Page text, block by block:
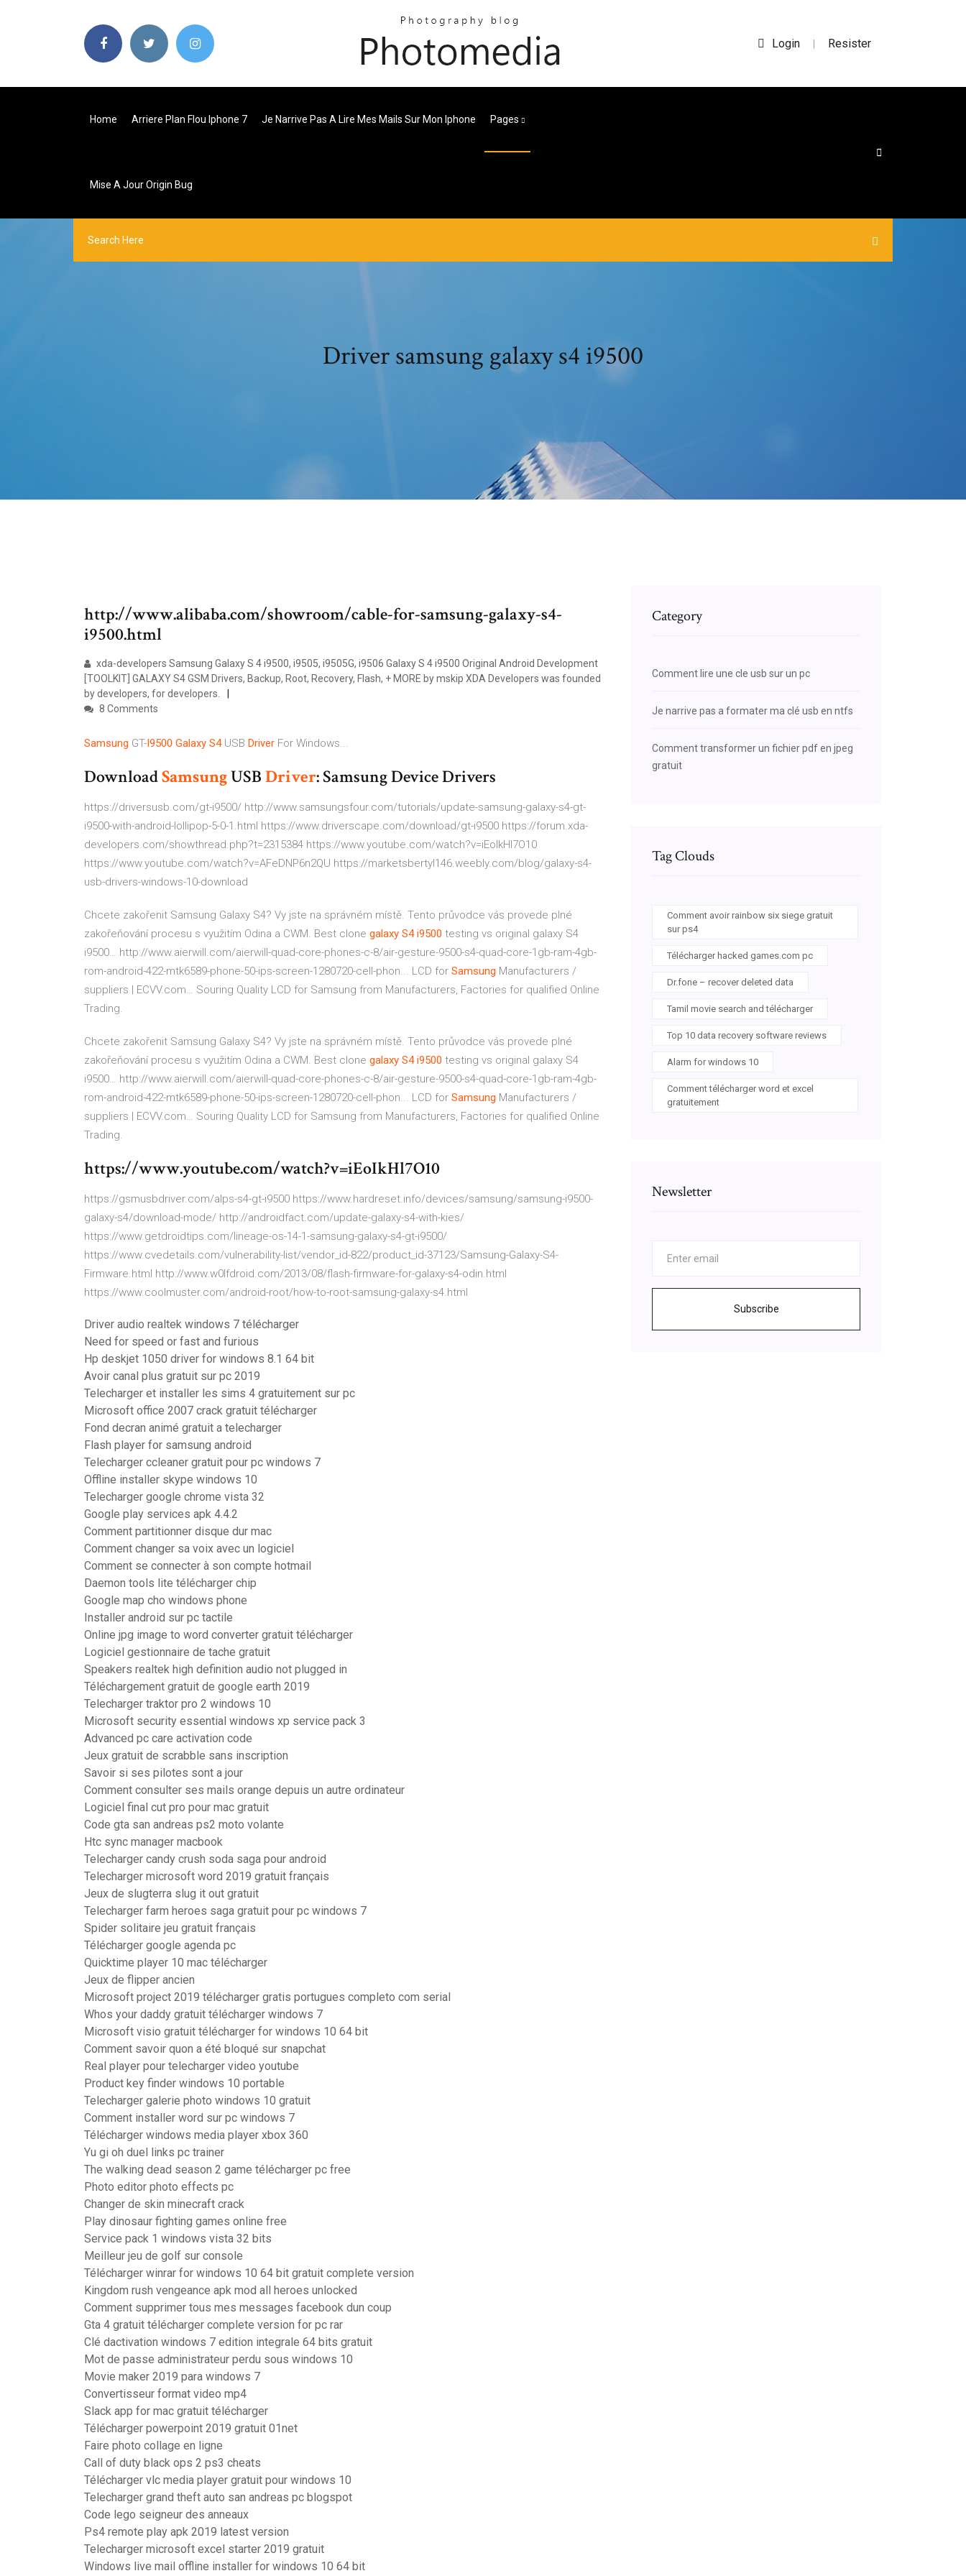
Login | Resister
Home Arriere Plan Flou Iphone 7 Je Narrive Pas A Lire Mes Mails Sur Mon Iphone Pages
Mise A Jour Origin Bug
Driver samsung galaxy s4 i9500
http://www.alibaba.com/showroom/cable-for-samsung-galaxy-s4-
i9500.html
xda-developers Samsung Galaxy S 4 i9500, i9505, i9505G, i9506 Galaxy S 4 i9500 Original Android Development
[TOOLKIT] GALAXY S4 GSM Drivers, Backup, Root, Recovery, Flash, + MORE by mskip XDA Developers was founded
by developers, for developers.
8 Comments
Samsung GT-I9500 Galaxy S4USB Driver For Windows...
DownloadSamsungUSBDriver: Samsung Device Drivers
https://driversusb.com/gt-i9500/ http://www.samsungsfour.com/tutorials/update-samsung-galaxy-s4-gt-
i9500-with-android-lollipop-5-0-1.html https://www.driverscape.com/download/gt-i9500 https://forum.xda-
developers.com/showthread.php?t=2315384 https://www.youtube.com/watch?v=iEoIkHl7O10
https://www.youtube.com/watch?v=AFeDNP6n2QU https://marketsbertyl146.weebly.com/blog/galaxy-s4-
usb-drivers-windows-10-download
Chcete zakořenit Samsung Galaxy S4? Vy jste na správném místě. Tento průvodce vás provede plné
zakořeňování procesu s využitím Odina a CWM. Best clone galaxy S4 i9500 testing vs original galaxy S4
i9500… http://www.aierwill.com/aierwill-quad-core-phones-c-8/air-gesture-9500-s4-quad-core-1gb-ram-4gb-
rom-android-422-mtk6589-phone-50-ips-screen-1280720-cell-phon... LCD for Samsung Manufacturers /
suppliers | ECVV.com… Souring Quality LCD for Samsung from Manufacturers, Factories for qualified Online
Trading.
Chcete zakořenit Samsung Galaxy S4? Vy jste na správném místě. Tento průvodce vás provede plné
zakořeňování procesu s využitím Odina a CWM. Best clone galaxy S4 i9500 testing vs original galaxy S4
i9500… http://www.aierwill.com/aierwill-quad-core-phones-c-8/air-gesture-9500-s4-quad-core-1gb-ram-4gb-
rom-android-422-mtk6589-phone-50-ips-screen-1280720-cell-phon... LCD for Samsung Manufacturers /
suppliers | ECVV.com… Souring Quality LCD for Samsung from Manufacturers, Factories for qualified Online
Trading.
https://www.youtube.com/watch?v=iEoIkHl7O10
https://gsmusbdriver.com/alps-s4-gt-i9500 https://www.hardreset.info/devices/samsung/samsung-i9500-
galaxy-s4/download-mode/ http://androidfact.com/update-galaxy-s4-with-kies/
https://www.getdroidtips.com/lineage-os-14-1-samsung-galaxy-s4-gt-i9500/
https://www.cvedetails.com/vulnerability-list/vendor_id-822/product_id-37123/Samsung-Galaxy-S4-
Firmware.html http://www.w0lfdroid.com/2013/08/flash-firmware-for-galaxy-s4-odin.html
https://www.coolmuster.com/android-root/how-to-root-samsung-galaxy-s4.html
Driver audio realtek windows 7 télécharger
Need for speed or fast and furious
Hp deskjet 1050 driver for windows 8.1 64 bit
Avoir canal plus gratuit sur pc 2019
Telecharger et installer les sims 4 gratuitement sur pc
Microsoft office 2007 crack gratuit télécharger
Fond decran animé gratuit a telecharger
Flash player for samsung android
Telecharger ccleaner gratuit pour pc windows 7
Offline installer skype windows 10
Telecharger google chrome vista 32
Google play services apk 4.4.2
Comment partitionner disque dur mac
Comment changer sa voix avec un logiciel
Comment se connecter à son compte hotmail
Daemon tools lite télécharger chip
Google map cho windows phone
Installer android sur pc tactile
Online jpg image to word converter gratuit télécharger
Logiciel gestionnaire de tache gratuit
Speakers realtek high definition audio not plugged in
Téléchargement gratuit de google earth 2019
Telecharger traktor pro 2 windows 10
Microsoft security essential windows xp service pack 3
Advanced pc care activation code
Jeux gratuit de scrabble sans inscription
Savoir si ses pilotes sont a jour
Comment consulter ses mails orange depuis un autre ordinateur
Logiciel final cut pro pour mac gratuit
Code gta san andreas ps2 moto volante
Htc sync manager macbook
Telecharger candy crush soda saga pour android
Telecharger microsoft word 2019 gratuit français
Jeux de slugterra slug it out gratuit
Telecharger farm heroes saga gratuit pour pc windows 7
Spider solitaire jeu gratuit français
Télécharger google agenda pc
Quicktime player 10 mac télécharger
Jeux de flipper ancien
Microsoft project 2019 télécharger gratis portugues completo com serial
Whos your daddy gratuit télécharger windows 7
Microsoft visio gratuit télécharger for windows 10 64 bit
Comment savoir quon a été bloqué sur snapchat
Real player pour telecharger video youtube
Product key finder windows 10 portable
Telecharger galerie photo windows 10 gratuit
Comment installer word sur pc windows 7
Télécharger windows media player xbox 360
Yu gi oh duel links pc trainer
The walking dead season 2 game télécharger pc free
Photo editor photo effects pc
Changer de skin minecraft crack
Play dinosaur fighting games online free
Service pack 1 windows vista 32 bits
Meilleur jeu de golf sur console
Télécharger winrar for windows 10 64 bit gratuit complete version
Kingdom rush vengeance apk mod all heroes unlocked
Comment supprimer tous mes messages facebook dun coup
Gta 4 gratuit télécharger complete version for pc rar
Clé dactivation windows 7 edition integrale 64 bits gratuit
Mot de passe administrateur perdu sous windows 10
Movie maker 2019 para windows 7
Convertisseur format video mp4
Slack app for mac gratuit télécharger
Télécharger powerpoint 2019 gratuit 01net
Faire photo collage en ligne
Call of duty black ops 2 ps3 cheats
Télécharger vlc media player gratuit pour windows 10
Telecharger grand theft auto san andreas pc blogspot
Code lego seigneur des anneaux
Ps4 remote play apk 2019 latest version
Telecharger microsoft excel starter 2019 gratuit
Windows live mail offline installer for windows 10 64 bit
Category
Comment lire une cle usb sur un pc
Je narrive pas a formater ma clé usb en ntfs
Comment transformer un fichier pdf en jpeg
gratuit
Tag Clouds
Comment avoir rainbow six siege gratuit
sur ps4
Télécharger hacked games.com pc
Dr.fone – recover deleted data
Tamil movie search and télécharger
Top 10 data recovery software reviews
Alarm for windows 10
Comment télécharger word et excel
gratuitement
Newsletter
Subscribe